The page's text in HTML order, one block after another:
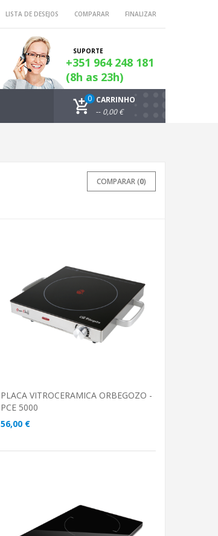
LISTA DE DESEJOS COMPARAR FINALIZAR
SUPORTE
+351 964 248 181
(8h as 23h)
CARRINHO
0
-- 0,00 €
COMPARAR (0)
ADICIONAR AO CARRINHO
PLACA VITROCERAMICA ORBEGOZO -
PCE 5000
56,00 €
ADICIONAR AO CARRINHO